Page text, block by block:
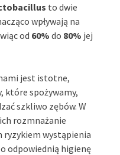
to dwie
wpływają na
od 60% do 80% jej
jest istotne,
które spożywamy,
szkliwo zębów. W
rozmnażanie
ryzykiem wystąpienia
odpowiednią higienę